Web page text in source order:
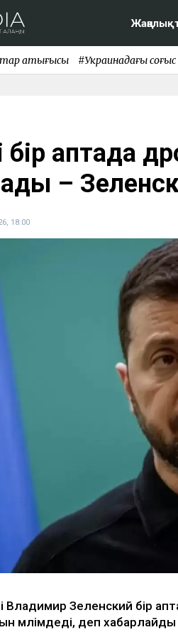
қақтығысы #Украинадағы соғыс
бір аптада
–
18:00
Владимир Зеленский бір
мәлімдеді, деп хабарлайды